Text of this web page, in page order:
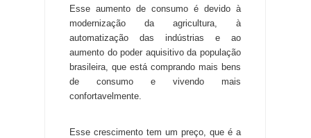
Esse aumento de consumo é devido à
modernização da agricultura, à
automatização das indústrias e ao
aumento do poder aquisitivo da população
brasileira, que está comprando mais bens
de consumo e vivendo mais
confortavelmente.
Esse crescimento tem um preço, que é a